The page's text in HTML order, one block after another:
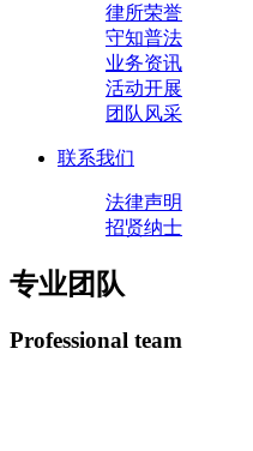
律所荣誉
守知普法
业务资讯
活动开展
团队风采
联系我们
法律声明
招贤纳士
专业团队
Professional team